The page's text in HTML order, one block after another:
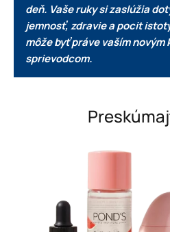
deň. Vaše ruky si zaslúžia
jemnosť, zdravie a pocit
môže byť práve vaším novým
sprievodcom.